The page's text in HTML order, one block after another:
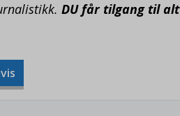
DU får tilgang til alt